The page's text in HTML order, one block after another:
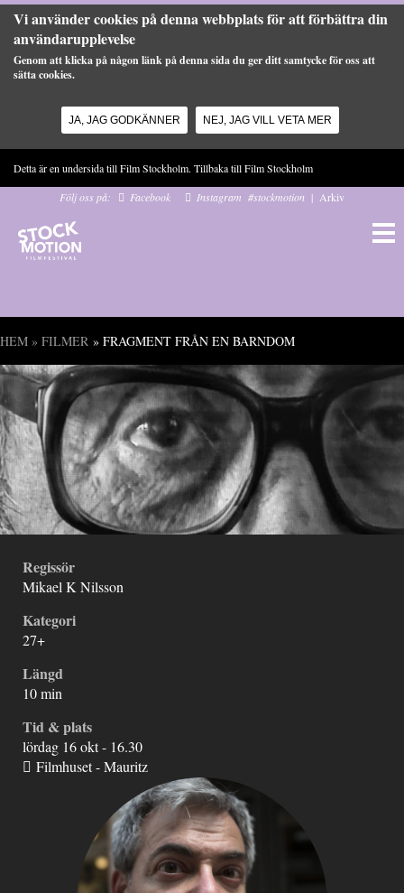
Vi använder cookies på denna webbplats för att förbättra din
användarupplevelse
Genom att klicka på någon länk på denna sida du ger ditt samtycke för oss att
sätta cookies.
JA, JAG GODKÄNNER NEJ, JAG VILL VETA MER
Detta är en undersida till Film Stockholm. Tillbaka tillFilm Stockholm
Följ oss på:
Facebook Instagram #stockmotion | Arkiv
Du är här
HEM » FILMER » FRAGMENT FRÅN EN BARNDOM
Regissör
Mikael K Nilsson
Kategori
27+
Längd
10 min
Tid & plats
lördag 16 okt - 16.30
Filmhuset - Mauritz